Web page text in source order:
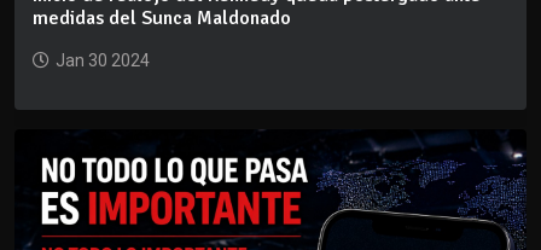
medidas del Sunca Maldonado
Jan 30 2024